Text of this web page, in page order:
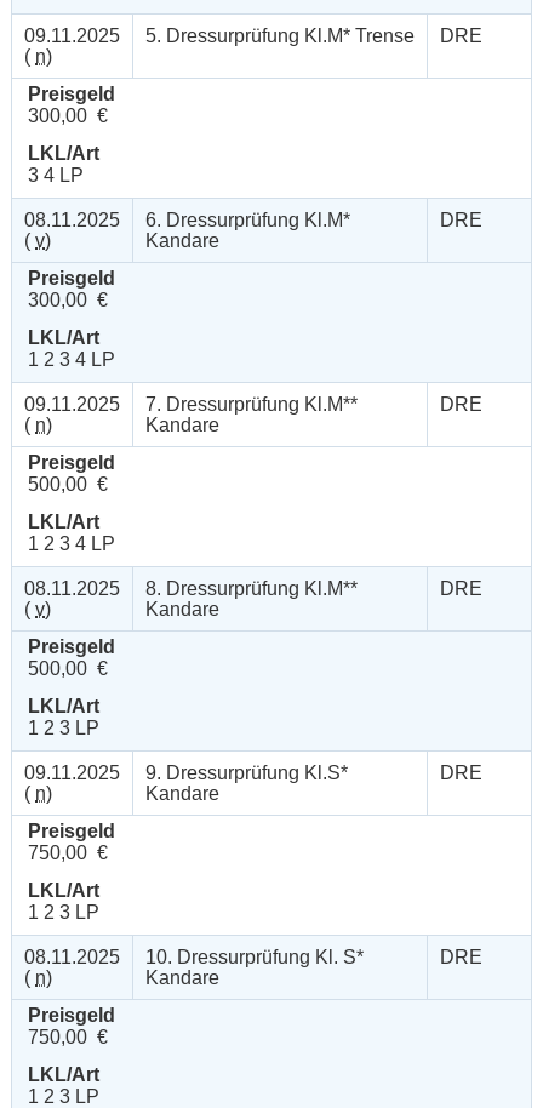
09.11.2025
( n)
5. Dressurprüfung Kl.M* Trense DRE
Preisgeld
300,00 €
LKL/Art
3 4 LP
08.11.2025
( v)
6. Dressurprüfung Kl.M*
Kandare
DRE
Preisgeld
300,00 €
LKL/Art
1 2 3 4 LP
09.11.2025
( n)
7. Dressurprüfung Kl.M**
Kandare
DRE
Preisgeld
500,00 €
LKL/Art
1 2 3 4 LP
08.11.2025
( v)
8. Dressurprüfung Kl.M**
Kandare
DRE
Preisgeld
500,00 €
LKL/Art
1 2 3 LP
09.11.2025
( n)
9. Dressurprüfung Kl.S*
Kandare
DRE
Preisgeld
750,00 €
LKL/Art
1 2 3 LP
08.11.2025
( n)
10. Dressurprüfung Kl. S*
Kandare
DRE
Preisgeld
750,00 €
LKL/Art
1 2 3 LP